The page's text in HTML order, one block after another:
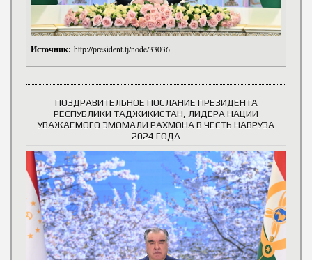
Источник: http://president.tj/node/33036
ПОЗДРАВИТЕЛЬНОЕ ПОСЛАНИЕ ПРЕЗИДЕНТА
РЕСПУБЛИКИ ТАДЖИКИСТАН, ЛИДЕРА НАЦИИ
УВАЖАЕМОГО ЭМОМАЛИ РАХМОНА В ЧЕСТЬ НАВРУЗА
2024 ГОДА